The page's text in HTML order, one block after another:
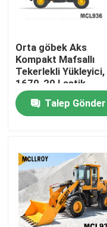
Bize ulaşın
Haberler
Tekerlekli Yükleyici
Kompakt
Orta göbek Aks
Kompakt Mafsallı
Tekerlekli Yükleyici,
1670-20 Lastik
Tekerlekli Ön Uç
Lastikli Yükleyici
Talep Gönder